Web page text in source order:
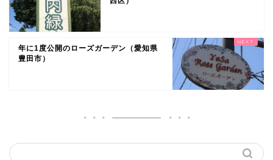
年に1度公開のローズガーデン（愛知県
豊田市）